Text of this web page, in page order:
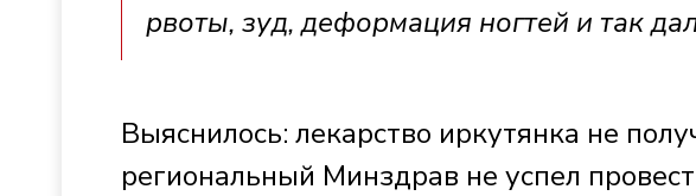
рвоты, зуд, деформация ногтей и так
Выяснилось: лекарство иркутянка не
региональный Минздрав не успел